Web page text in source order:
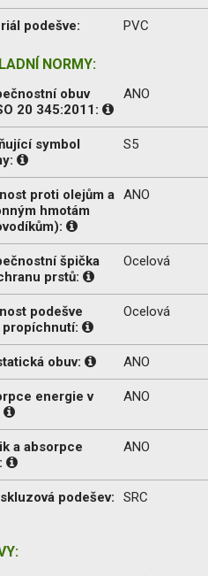
podešve: PVC
NORMY:
obuv
20 345:2011:
ANO
symbol
S5
proti olejům a
hmotám
ANO
špička
prstů:
Ocelová
podešve
propíchnutí:
Ocelová
obuv: ANO
energie v
ANO
a absorpce
ANO
podešev: SRC